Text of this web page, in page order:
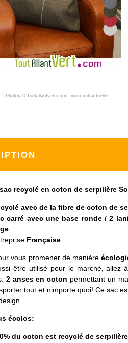
Photos © Toutallantvert.com - non contractuelles
recyclé en coton de serpillère
avec de la fibre de coton de
carré avec une base ronde / 2
Française
vous promener de manière
être utilisé pour le marché, allez
2 anses en coton permettant un
tout et nimporte quoi! Ce sac
écolos:
du coton est recyclé de serpillère